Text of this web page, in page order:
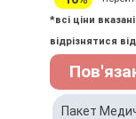
*всі ціни
відрізнятися